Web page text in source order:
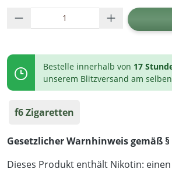
Produkt Anzahl: Gib
Bestelle innerhalb von 17
unserem Blitzversand am
f6 Zigaretten
Gesetzlicher Warnhinweis gemäß §
Dieses Produkt enthält Nikotin: